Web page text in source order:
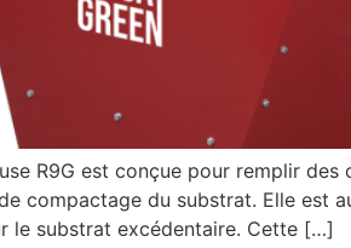
R9G est conçue pour remplir
compactage du substrat. Elle est
le substrat excédentaire. Cette […]